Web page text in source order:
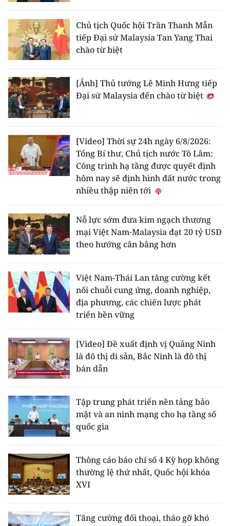
Chủ tịch Quốc hội Trần Thanh Mẫn
tiếp Đại sứ Malaysia Tan Yang Thai
chào từ biệt
[Ảnh] Thủ tướng Lê Minh Hưng tiếp
Đại sứ Malaysia đến chào từ biệt
[Video] Thời sự 24h ngày 6/8/2026:
Tổng Bí thư, Chủ tịch nước Tô Lâm:
Công trình hạ tầng được quyết định
hôm nay sẽ định hình đất nước trong
nhiều thập niên tới
Nỗ lực sớm đưa kim ngạch thương
mại Việt Nam-Malaysia đạt 20 tỷ USD
theo hướng cân bằng hơn
Việt Nam-Thái Lan tăng cường kết
nối chuỗi cung ứng, doanh nghiệp,
địa phương, các chiến lược phát
triển bền vững
[Video] Đề xuất định vị Quảng Ninh
là đô thị di sản, Bắc Ninh là đô thị
bán dẫn
Tập trung phát triển nền tảng bảo
mật và an ninh mạng cho hạ tầng số
quốc gia
Thông cáo báo chí số 4 Kỳ họp không
thường lệ thứ nhất, Quốc hội khóa
XVI
Tăng cường đối thoại, tháo gỡ khó